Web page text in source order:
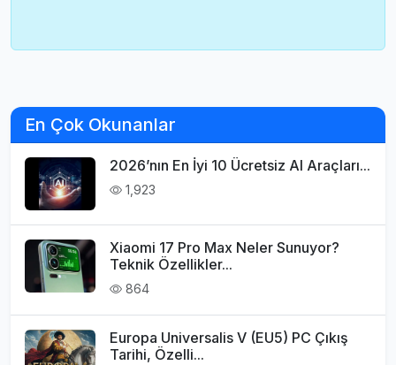
En Çok Okunanlar
2026’nın En İyi 10 Ücretsiz AI Araçları...
1,923
Xiaomi 17 Pro Max Neler Sunuyor?
Teknik Özellikler...
864
Europa Universalis V (EU5) PC Çıkış
Tarihi, Özelli...